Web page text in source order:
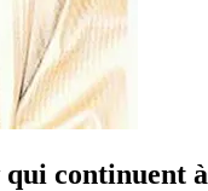
qui continuent